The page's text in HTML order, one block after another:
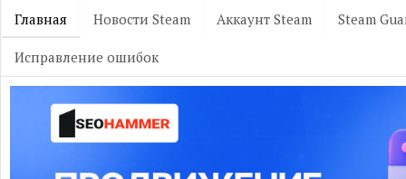
Главная Новости Steam Аккаунт Steam Steam
Исправление ошибок